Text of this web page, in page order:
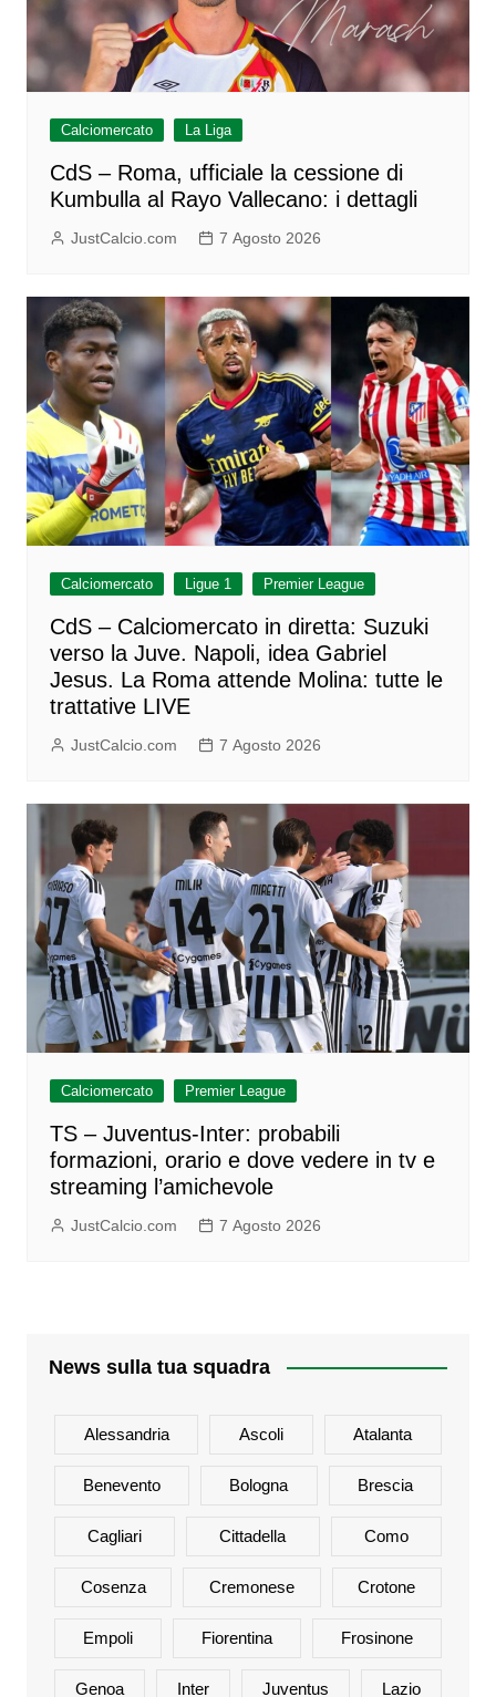
Calciomercato La Liga
CdS – Roma, ufficiale la cessione di
Kumbulla al Rayo Vallecano: i dettagli
JustCalcio.com 7 Agosto 2026
Calciomercato Ligue 1 Premier League
CdS – Calciomercato in diretta: Suzuki
verso la Juve. Napoli, idea Gabriel
Jesus. La Roma attende Molina: tutte le
trattative LIVE
JustCalcio.com 7 Agosto 2026
Calciomercato Premier League
TS – Juventus-Inter: probabili
formazioni, orario e dove vedere in tv e
streaming l’amichevole
JustCalcio.com 7 Agosto 2026
News sulla tua squadra
Alessandria Ascoli Atalanta
Benevento Bologna Brescia
Cagliari Cittadella Como
Cosenza Cremonese Crotone
Empoli Fiorentina Frosinone
Genoa Inter Juventus Lazio